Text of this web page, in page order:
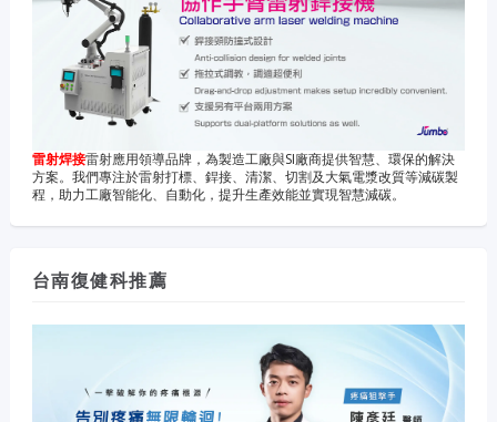
雷射焊接雷射應用領導品牌，為製造工廠與SI廠商提供智慧、環保的解決
方案。我們專注於雷射打標、銲接、清潔、切割及大氣電漿改質等減碳製
程，助力工廠智能化、自動化，提升生產效能並實現智慧減碳。
台南復健科推薦